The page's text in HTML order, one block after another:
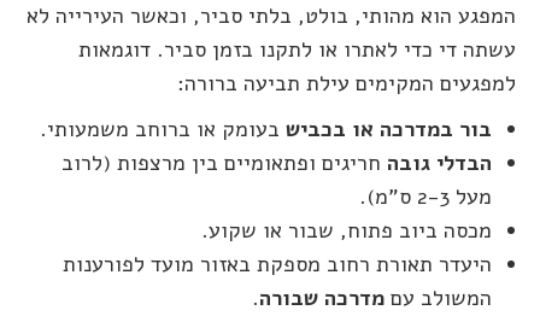
המפגע הוא מהותי, בולט, בלתי סביר, וכאשר העירייה לא
עשתה די כדי לאתרו או לתקנו בזמן סביר. דוגמאות
למפגעים המקימים עילת תביעה ברורה:
בור במדרכה או בכביש בעומק או ברוחב משמעותי.
הבדלי גובה חריגים ופתאומיים בין מרצפות (לרוב
מעל 2-3 ס"מ).
מכסה ביוב פתוח, שבור או שקוע.
היעדר תאורת רחוב מספקת באזור מועד לפורענות
המשולב עם מדרכה שבורה.